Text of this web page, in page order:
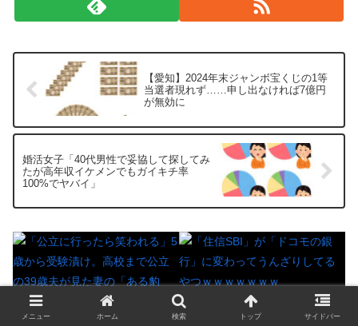
【愛知】2024年末ジャンボ宝くじの1等
当選者現れず……申し出なければ7億円
が無効に
婚活女子「40代男性で妥協して探してみ
たが高年収イケメンでもガイキチ率
100%でヤバイ」
「公立に行ったら笑われる」5歳
から受験漬け。高校まで公立の
「住信SBI」が「ドコモの銀行」
に変わってうんざりしてるやつ
メニュー ホーム 検索 トップ サイドバー